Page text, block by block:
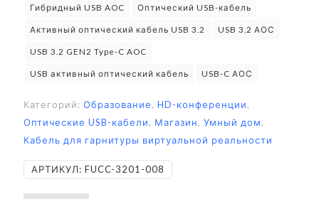
Гибридный USB AOC Оптический USB-кабель
Активный оптический кабель USB 3.2 USB 3.2 АОС
USB 3.2 GEN2 Type-C AOC
USB активный оптический кабель USB-C АОС
Категорий: Образование, HD-конференции,
Оптические USB-кабели, Магазин, Умный дом,
Кабель для гарнитуры виртуальной реальности
АРТИКУЛ: FUCC-3201-008